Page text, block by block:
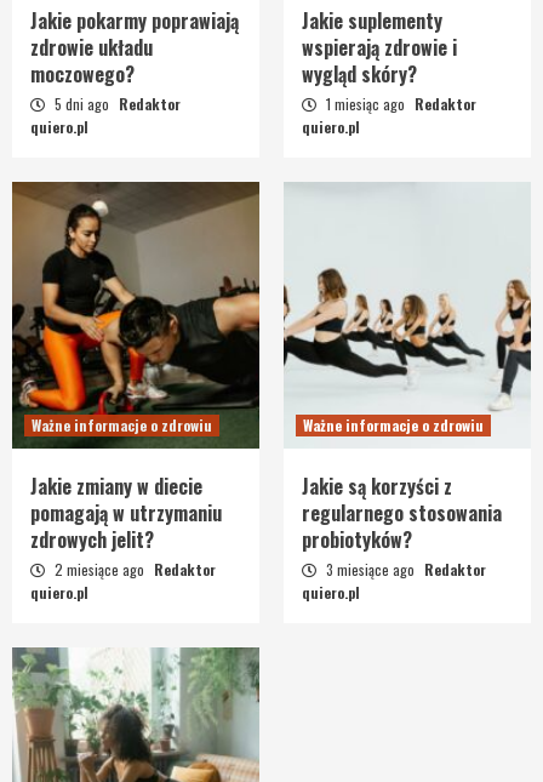
Jakie pokarmy poprawiają
zdrowie układu
moczowego?
5 dni ago Redaktor
quiero.pl
Jakie suplementy
wspierają zdrowie i
wygląd skóry?
1 miesiąc ago Redaktor
quiero.pl
Ważne informacje o zdrowiu
Jakie zmiany w diecie
pomagają w utrzymaniu
zdrowych jelit?
2 miesiące ago Redaktor
quiero.pl
Ważne informacje o zdrowiu
Jakie są korzyści z
regularnego stosowania
probiotyków?
3 miesiące ago Redaktor
quiero.pl